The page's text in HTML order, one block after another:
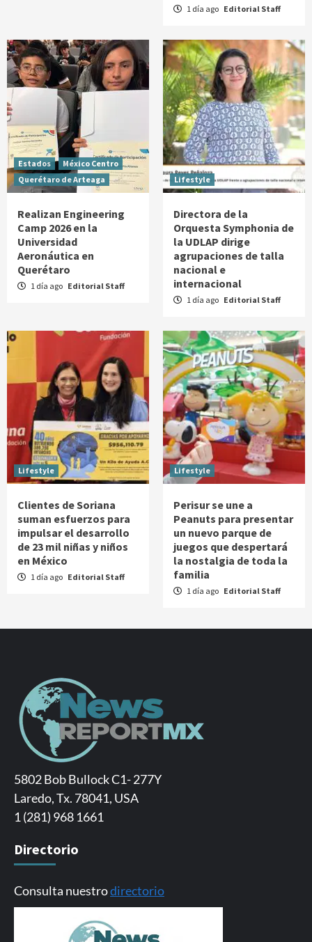
1 día ago Editorial Staff
Estados
México Centro
Querétaro de Arteaga
Realizan Engineering
Camp 2026 en la
Universidad
Aeronáutica en
Querétaro
1 día ago Editorial Staff
Lifestyle
Directora de la
Orquesta Symphonia de
la UDLAP dirige
agrupaciones de talla
nacional e
internacional
1 día ago Editorial Staff
Lifestyle
Clientes de Soriana
suman esfuerzos para
impulsar el desarrollo
de 23 mil niñas y niños
en México
1 día ago Editorial Staff
Lifestyle
Perisur se une a
Peanuts para presentar
un nuevo parque de
juegos que despertará
la nostalgia de toda la
familia
1 día ago Editorial Staff
5802 Bob Bullock C1- 277Y
Laredo, Tx. 78041, USA
1 (281) 968 1661
Directorio
Consulta nuestrodirectorio